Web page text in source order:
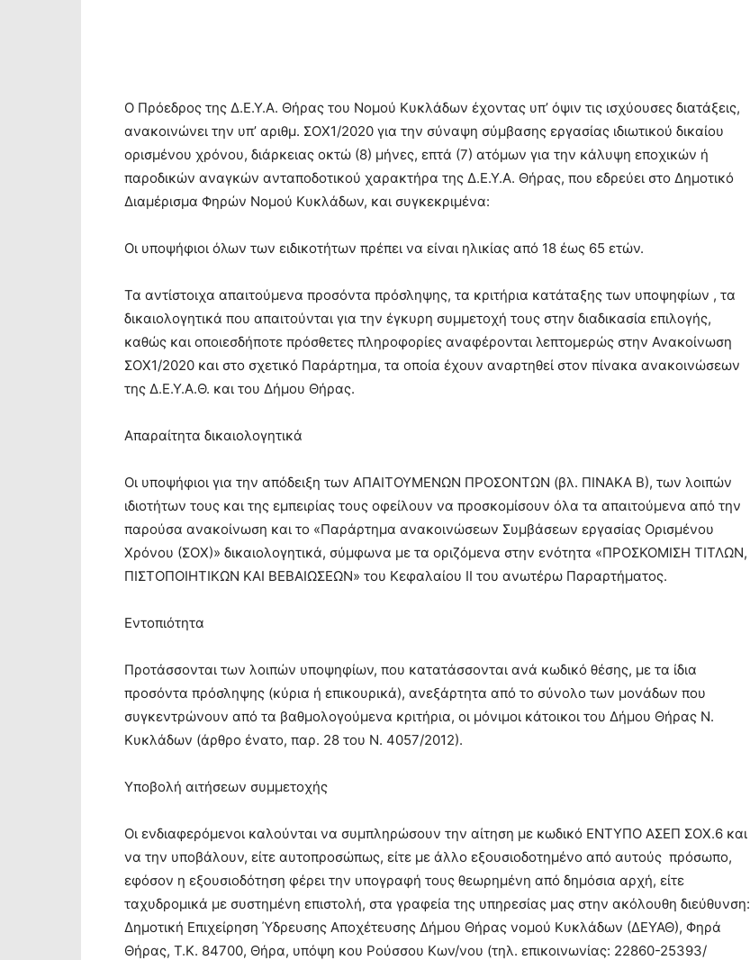
Ο Πρόεδρος της Δ.Ε.Υ.Α. Θήρας του Νομού Κυκλάδων έχοντας υπ’ όψιν τις ισχύουσες διατάξεις,
ανακοινώνει την υπ’ αριθμ. ΣΟΧ1/2020 για την σύναψη σύμβασης εργασίας ιδιωτικού δικαίου
ορισμένου χρόνου, διάρκειας οκτώ (8) μήνες, επτά (7) ατόμων για την κάλυψη εποχικών ή
παροδικών αναγκών ανταποδοτικού χαρακτήρα της Δ.Ε.Υ.Α. Θήρας, που εδρεύει στο Δημοτικό
Διαμέρισμα Φηρών Νομού Κυκλάδων, και συγκεκριμένα:
Οι υποψήφιοι όλων των ειδικοτήτων πρέπει να είναι ηλικίας από 18 έως 65 ετών.
Τα αντίστοιχα απαιτούμενα προσόντα πρόσληψης, τα κριτήρια κατάταξης των υποψηφίων , τα
δικαιολογητικά που απαιτούνται για την έγκυρη συμμετοχή τους στην διαδικασία επιλογής,
καθώς και οποιεσδήποτε πρόσθετες πληροφορίες αναφέρονται λεπτομερώς στην Ανακοίνωση
ΣΟΧ1/2020 και στο σχετικό Παράρτημα, τα οποία έχουν αναρτηθεί στον πίνακα ανακοινώσεων
της ∆.Ε.Υ.Α.Θ. και του Δήμου Θήρας.
Απαραίτητα δικαιολογητικά
Οι υποψήφιοι για την απόδειξη των ΑΠΑΙΤΟΥΜΕΝΩΝ ΠΡΟΣΟΝΤΩΝ (βλ. ΠΙΝΑΚΑ Β), των λοιπών
ιδιοτήτων τους και της εμπειρίας τους οφείλουν να προσκομίσουν όλα τα απαιτούμενα από την
παρούσα ανακοίνωση και το «Παράρτημα ανακοινώσεων Συμβάσεων εργασίας Ορισμένου
Χρόνου (ΣΟΧ)» δικαιολογητικά, σύμφωνα με τα οριζόμενα στην ενότητα «ΠΡΟΣΚΟΜΙΣΗ ΤΙΤΛΩΝ,
ΠΙΣΤΟΠΟΙΗΤΙΚΩΝ ΚΑΙ ΒΕΒΑΙΩΣΕΩΝ» του Κεφαλαίου ΙΙ του ανωτέρω Παραρτήματος.
Εντοπιότητα
Προτάσσονται των λοιπών υποψηφίων, που κατατάσσονται ανά κωδικό θέσης, με τα ίδια
προσόντα πρόσληψης (κύρια ή επικουρικά), ανεξάρτητα από το σύνολο των μονάδων που
συγκεντρώνουν από τα βαθμολογούμενα κριτήρια, οι μόνιμοι κάτοικοι του Δήμου Θήρας Ν.
Κυκλάδων (άρθρο ένατο, παρ. 28 του Ν. 4057/2012).
Υποβολή αιτήσεων συμμετοχής
Οι ενδιαφερόμενοι καλούνται να συμπληρώσουν την αίτηση με κωδικό ΕΝΤΥΠΟ ΑΣΕΠ ΣΟΧ.6 και
να την υποβάλουν, είτε αυτοπροσώπως, είτε με άλλο εξουσιοδοτημένο από αυτούς πρόσωπο,
εφόσον η εξουσιοδότηση φέρει την υπογραφή τους θεωρημένη από δημόσια αρχή, είτε
ταχυδρομικά με συστημένη επιστολή, στα γραφεία της υπηρεσίας μας στην ακόλουθη διεύθυνση:
Δημοτική Επιχείρηση Ύδρευσης Αποχέτευσης Δήμου Θήρας νομού Κυκλάδων (ΔΕΥΑΘ), Φηρά
Θήρας, Τ.Κ. 84700, Θήρα, υπόψη κου Ρούσσου Κων/νου (τηλ. επικοινωνίας: 22860-25393/